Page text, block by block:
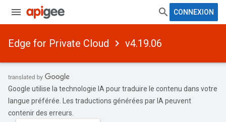
CONNEXION
Edge for Private Cloud v4.19.06
Google utilise la technologie IA pour traduire le contenu dans votre
langue préférée. Les traductions générées par IA peuvent
contenir des erreurs.